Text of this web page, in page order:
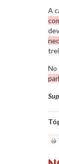
A
No